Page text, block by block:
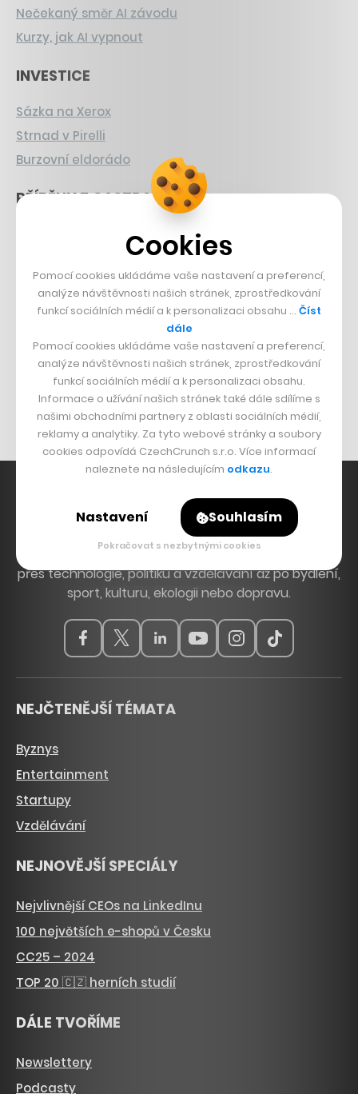
Nečekaný směr AI závodu
Kurzy, jak AI vypnout
INVESTICE
Sázka na Xerox
Strnad v Pirelli
Burzovní eldorádo
PŘÍBĚHY Z GASTRA
Boční projekt, co se zvrtnul
Francouzský šéfkuchař na Šumavě
Dva golfisti, co pečou
DESIGN
Bomma není tichá
Originální hodinky
Nábytek z betonu
Hlavní zdroj inspirace. Věnujeme se tématům, která
hýbou Českem a světem, od byznysu a startupů
přes technologie, politiku a vzdělávání až po bydlení,
sport, kulturu, ekologii nebo dopravu.
NEJČTENĚJŠÍ TÉMATA
Byznys
Entertainment
Startupy
Vzdělávání
NEJNOVĚJŠÍ SPECIÁLY
Nejvlivnější CEOs na LinkedInu
100 největších e-shopů v Česku
CC25 – 2024
TOP 20 🇨🇿 herních studií
DÁLE TVOŘÍME
Newslettery
Podcasty
Cookies
Pomocí cookies ukládáme vaše nastavení a preferencí,
analýze návštěvnosti našich stránek, zprostředkování
funkcí sociálních médií a k personalizaci obsahu … Číst
dále
Pomocí cookies ukládáme vaše nastavení a preferencí,
analýze návštěvnosti našich stránek, zprostředkování
funkcí sociálních médií a k personalizaci obsahu.
Informace o užívání našich stránek také dále sdílíme s
našimi obchodními partnery z oblasti sociálních médií,
reklamy a analytiky. Za tyto webové stránky a soubory
cookies odpovídá CzechCrunch s.r.o. Více informací
naleznete na následujícím odkazu.
Nastavení Souhlasím
Pokračovat s nezbytnými cookies